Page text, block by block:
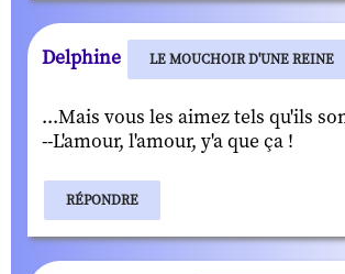
Delphine LE MOUCHOIR D'UNE REINE
...Mais vous les aimez tels qu'ils
--L'amour, l'amour, y'a que ça !
RÉPONDRE